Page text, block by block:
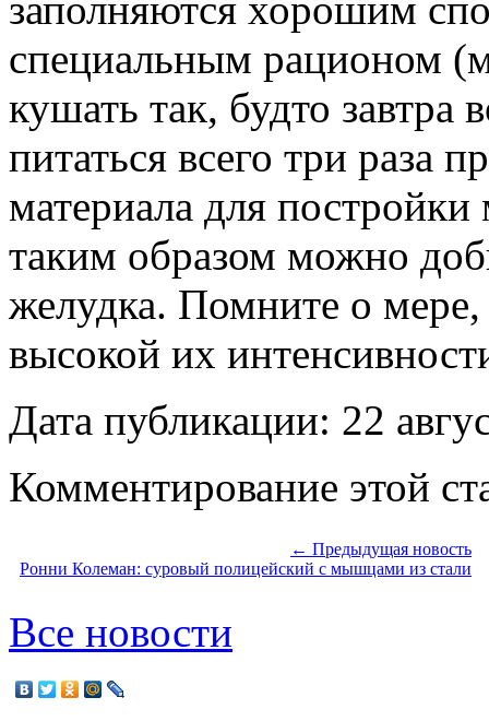
специальным рационом
кушать так, будто завтра
питаться всего три раза
материала для
таким образом можно
желудка. Помните о мере,
высокой их
Дата публикации: 22
Комментирование этой
← Предыдущая новость
Ронни Колеман: суровый полицейский с мышцами из стали
Все новости